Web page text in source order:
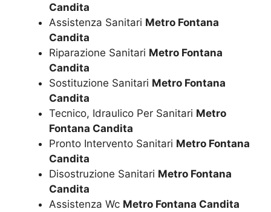
Candita
Assistenza Sanitari Metro Fontana
Candita
Riparazione Sanitari Metro Fontana
Candita
Sostituzione Sanitari Metro Fontana
Candita
Tecnico, Idraulico Per Sanitari Metro
Fontana Candita
Pronto Intervento Sanitari Metro Fontana
Candita
Disostruzione Sanitari Metro Fontana
Candita
Assistenza Wc Metro Fontana Candita